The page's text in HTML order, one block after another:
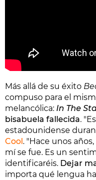
Más allá de su éxito
compuso para el
melancólica: In The
bisabuela fallecida.
estadounidense
Cool . "Hace unos
mí se fue. Es un
identificaréis. Dejar
importa qué lengua